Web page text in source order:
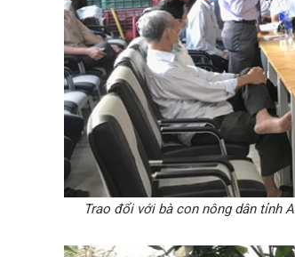
Trao đổi với bà con nông dân tỉnh